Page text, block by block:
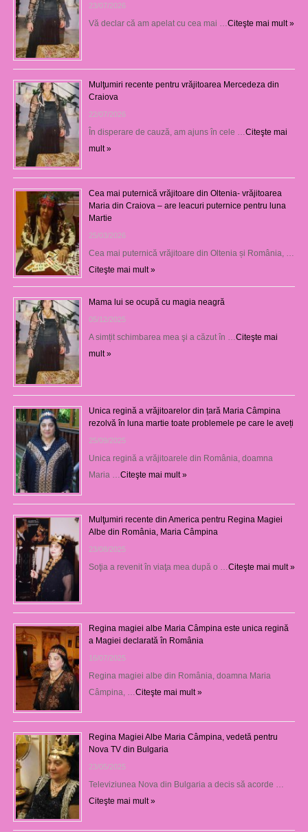
23/07/2026
Vă declar că am apelat cu cea mai … Citeşte mai mult »
Mulţumiri recente pentru vrăjitoarea Mercedeza din
Craiova
22/07/2026
În disperare de cauză, am ajuns în cele … Citeşte mai
mult »
Cea mai puternică vrăjitoare din Oltenia- vrăjitoarea
Maria din Craiova – are leacuri puternice pentru luna
Martie
25/03/2026
Cea mai puternică vrăjitoare din Oltenia și România, …
Citeşte mai mult »
Mama lui se ocupă cu magia neagră
05/12/2025
A simțit schimbarea mea şi a căzut în … Citeşte mai
mult »
Unica regină a vrăjitoarelor din țară Maria Câmpina
rezolvă în luna martie toate problemele pe care le aveți
25/09/2025
Unica regină a vrăjitoarele din România, doamna
Maria … Citeşte mai mult »
Mulţumiri recente din America pentru Regina Magiei
Albe din România, Maria Câmpina
23/08/2025
Soţia a revenit în viaţa mea după o … Citeşte mai mult »
Regina magiei albe Maria Câmpina este unica regină
a Magiei declarată în România
16/07/2025
Regina magiei albe din România, doamna Maria
Câmpina, … Citeşte mai mult »
Regina Magiei Albe Maria Câmpina, vedetă pentru
Nova TV din Bulgaria
23/05/2025
Televiziunea Nova din Bulgaria a decis să acorde …
Citeşte mai mult »